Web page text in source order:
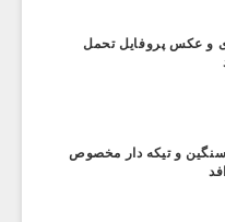
و عکس پروفایل تحمل
و تیکه دار مخصوص